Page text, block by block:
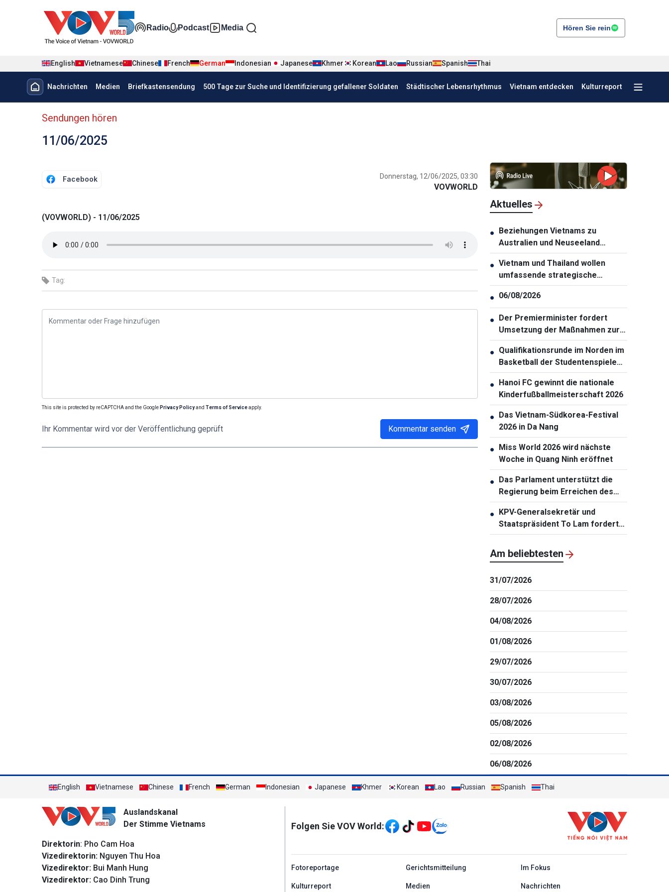
Đa phương tiện tiếng Đức
Radio Podcast Media Hören Sie rein
English Vietnamese Chinese French German Indonesian Japanese Khmer Korean Lao Russian Spanish Thai
Menu trang chủ tiếng Đức
Nachrichten Medien Briefkastensendung 500 Tage zur Suche und Identifizierung gefallener Soldaten Städtischer Lebensrhythmus Vietnam entdecken Kulturreport
menu phụ tiếng Đức
Sendungen hören
11/06/2025
Facebook Donnerstag, 12/06/2025, 03:30
VOVWORLD
(VOVWORLD) - 11/06/2025
Tag:
This site is protected by reCAPTCHA and the Google Privacy Policyand Terms of Serviceapply.
Ihr Kommentar wird vor der Veröffentlichung geprüft Kommentar senden
Aktuelles
● Beziehungen Vietnams zu
Australien und Neuseeland
bringen allen Seiten Vorteile
● Vietnam und Thailand wollen
umfassende strategische
Partnerschaft weiter vertiefen
● 06/08/2026
● Der Premierminister fordert
Umsetzung der Maßnahmen zur
Gewährleistung der
Cybersicherheit
● Qualifikationsrunde im Norden im
Basketball der Studentenspiele
2026 eröffnet
● Hanoi FC gewinnt die nationale
Kinderfußballmeisterschaft 2026
● Das Vietnam-Südkorea-Festival
2026 in Da Nang
● Miss World 2026 wird nächste
Woche in Quang Ninh eröffnet
● Das Parlament unterstützt die
Regierung beim Erreichen des
zweistelligen Wachstums
● KPV-Generalsekretär und
Staatspräsident To Lam fordert
die Erneuerung der
Infrastrukturplanung
Am beliebtesten
31/07/2026
28/07/2026
04/08/2026
01/08/2026
29/07/2026
30/07/2026
03/08/2026
05/08/2026
02/08/2026
06/08/2026
English Vietnamese Chinese French German Indonesian Japanese Khmer Korean Lao Russian Spanish Thai
Auslandskanal
Der Stimme Vietnams
Direktorin: Pho Cam Hoa
Vizedirektorin: Nguyen Thu Hoa
Vizedirektor: Bui Manh Hung
Vizedirektor: Cao Dinh Trung
Folgen Sie VOV World:
menu footer tiếng Đức
Fotoreportage Gerichtsmitteilung Im Fokus
Kulturreport Medien Nachrichten